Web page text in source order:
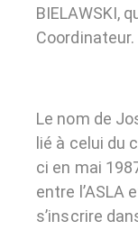
BIELAWSKI,
Coordinateur.
Le nom de
lié à celui du
ci en mai
entre l’ASLA
s’inscrire